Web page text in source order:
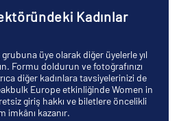
Kadınlar
üye olarak diğer üyelerle yıl
Formu doldurun ve fotoğrafınızı
diğer kadınlara tavsiyelerinizi de
Europe etkinliğinde Women in
giriş hakkı ve biletlere öncelikli
imkânı kazanır.